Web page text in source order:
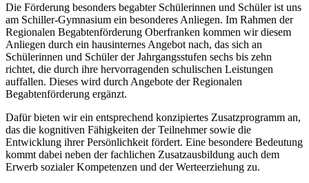
Die Förderung besonders begabter Schülerinnen und Schüler ist uns
am Schiller-Gymnasium ein besonderes Anliegen. Im Rahmen der
Regionalen Begabtenförderung Oberfranken kommen wir diesem
Anliegen durch ein hausinternes Angebot nach, das sich an
Schülerinnen und Schüler der Jahrgangsstufen sechs bis zehn
richtet, die durch ihre hervorragenden schulischen Leistungen
auffallen. Dieses wird durch Angebote der Regionalen
Begabtenförderung ergänzt.
Dafür bieten wir ein entsprechend konzipiertes Zusatzprogramm an,
das die kognitiven Fähigkeiten der Teilnehmer sowie die
Entwicklung ihrer Persönlichkeit fördert. Eine besondere Bedeutung
kommt dabei neben der fachlichen Zusatzausbildung auch dem
Erwerb sozialer Kompetenzen und der Werteerziehung zu.